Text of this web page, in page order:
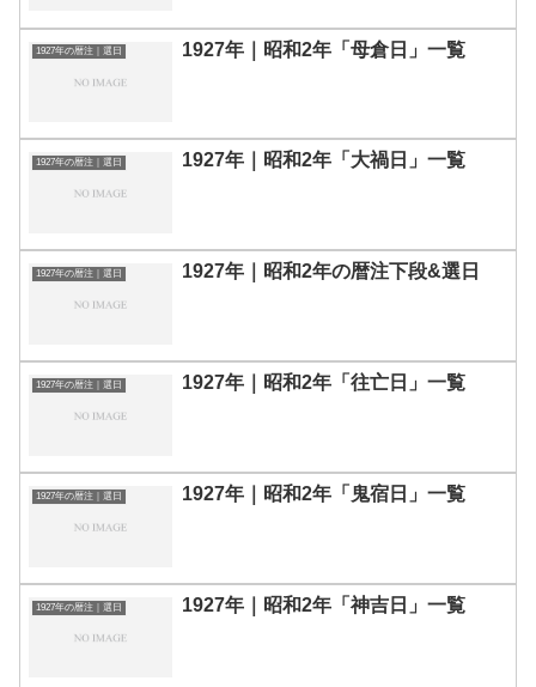
1927年の暦注｜選日 1927年｜昭和2年「母倉日」一覧
1927年の暦注｜選日 1927年｜昭和2年「大禍日」一覧
1927年の暦注｜選日 1927年｜昭和2年の暦注下段&選日
1927年の暦注｜選日 1927年｜昭和2年「往亡日」一覧
1927年の暦注｜選日 1927年｜昭和2年「鬼宿日」一覧
1927年の暦注｜選日 1927年｜昭和2年「神吉日」一覧